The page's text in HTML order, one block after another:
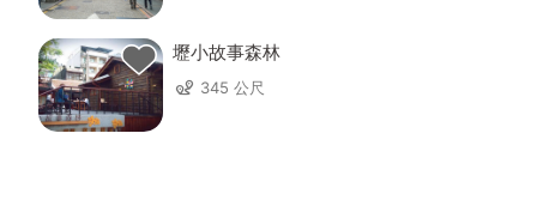
壢小故事森林
345 公尺